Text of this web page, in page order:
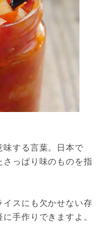
する言葉。日本で
さっぱり味のものを指
スにも欠かせない存
手作りできますよ。